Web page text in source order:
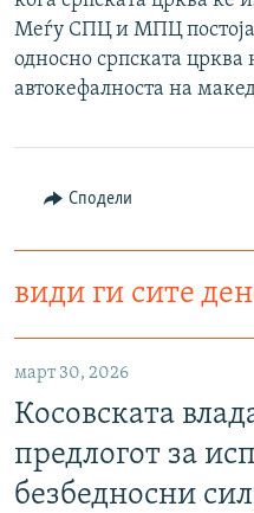
РСЕ веб страници
Меѓу СПЦ и МПЦ
односно српската црква
автокефалноста на
Сподели
види ги сите
март 30, 2026
Косовската
предлогот за
безбедносни